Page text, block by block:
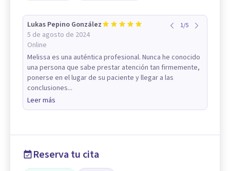
Lukas Pepino González
5 de agosto de 2024
Online
1/5
Melissa es una auténtica profesional. Nunca he conocido
una persona que sabe prestar atención tan firmemente,
ponerse en el lugar de su paciente y llegar a las
conclusiones...
Leer más
Reserva tu cita